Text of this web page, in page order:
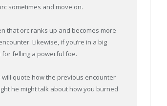
sometimes and move on.
that orc ranks up and becomes more
Likewise, if you’re in a big
for felling a powerful foe.
quote how the previous encounter
he might talk about how you burned